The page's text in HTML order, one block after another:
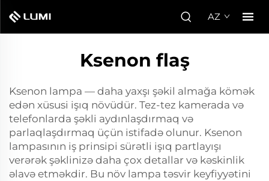
AZ
Ksenon flaş
Ksenon lampa — daha yaxşı şəkil almağa kömək
edən xüsusi işıq növüdür. Tez-tez kamerada və
telefonlarda şəkli aydınlaşdırmaq və
parlaqlaşdırmaq üçün istifadə olunur. Ksenon
lampasının iş prinsipi sürətli işıq partlayışı
verərək şəklinizə daha çox detallar və kəskinlik
əlavə etməkdir. Bu növ lampa təsvir keyfiyyətini